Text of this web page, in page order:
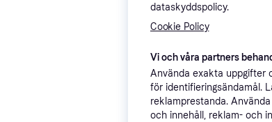
dataskyddspolicy.
Cookie Policy
Vi och våra partners
Använda exakta uppgifter
för identifieringsändamål.
reklamprestanda.
och innehåll, reklam- och